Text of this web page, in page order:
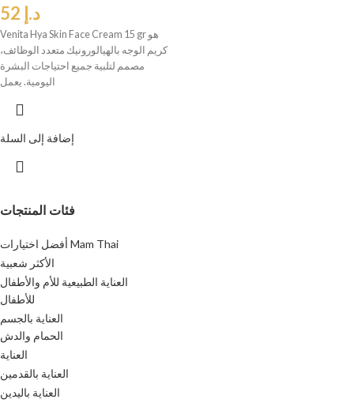
فئات المنتجات
أفضل اختيارات Mam Thai
الأكثر شعبية
العناية الطبيعية للأم والأطفال
للأطفال
العناية بالجسم
الحمام والدش
العناية
العناية بالقدمين
العناية باليدين
د.إ
Venita Hya Skin Face Cream 15 gr هو
كريم الوجه بالهيالورونيك متعدد الوظائف،
مصمم لتلبية جميع احتياجات البشرة
اليومية. يعمل
إضافة إلى السلة